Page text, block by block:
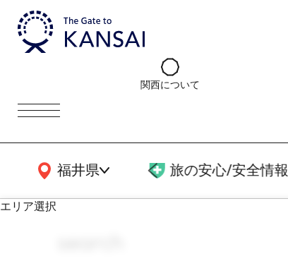
関西について
福井県
関西広域MAP 旅の安心/安全情報
エリア選択